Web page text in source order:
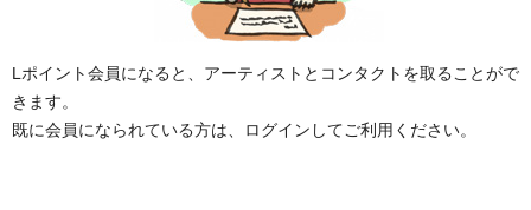
Lポイント会員になると、アーティストとコンタクトを取ることがで
きます。
既に会員になられている方は、ログインしてご利用ください。